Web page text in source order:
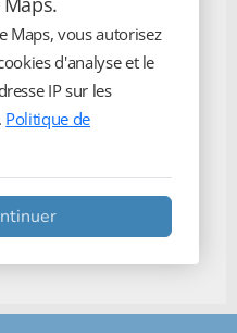
Maps, vous autorisez
d'analyse et le
IP sur les
Politique de